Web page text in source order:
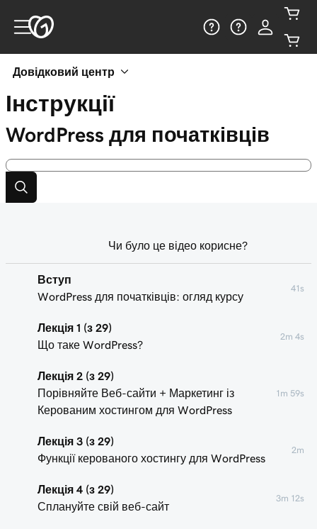
Довідковий центр
Інструкції
WordPress для початківців
Вступ
WordPress для початківців: огляд курсу
41s
Лекція 1 (з 29)
Що таке WordPress?
2m 4s
Лекція 2 (з 29)
Порівняйте Веб-сайти + Маркетинг із
Керованим хостингом для WordPress
1m 59s
Лекція 3 (з 29)
Функції керованого хостингу для WordPress
2m
Лекція 4 (з 29)
Сплануйте свій веб-сайт
3m 12s
Чи було це відео корисне?